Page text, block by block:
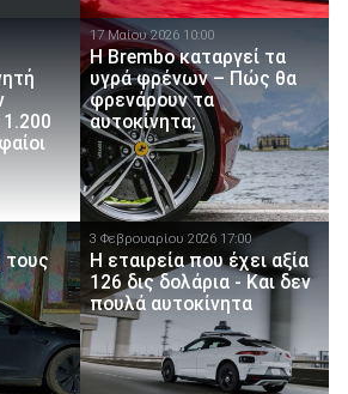
17 Μαίου 2026 10:00
Η Brembo καταργεί τα
υγρά φρένων – Πώς θα
φρενάρουν τα
αυτοκίνητα;
τους
3 Φεβρουαρίου 2026 17:00
Η εταιρεία που έχει αξία
126 δις δολάρια - Και δεν
πουλά αυτοκίνητα